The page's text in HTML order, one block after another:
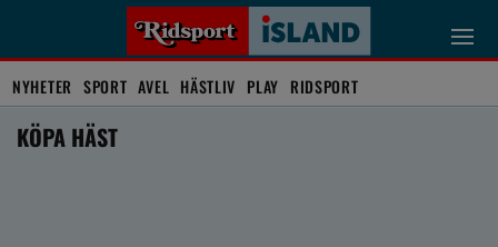
NYHETER SPORT AVEL HÄSTLIV PLAY RIDSPORT
KÖPA HÄST